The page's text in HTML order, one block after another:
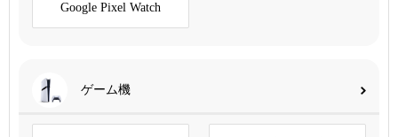
Google Pixel Watch
ゲーム機